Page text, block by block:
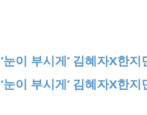
‘눈이 부시게’ 김혜자X한
‘눈이 부시게’ 김혜자X한